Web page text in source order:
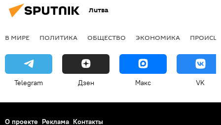
Литва
В МИРЕ ПОЛИТИКА ОБЩЕСТВО ЭКОНОМИКА
Telegram Дзен Макс VK
О проекте Реклама Контакты